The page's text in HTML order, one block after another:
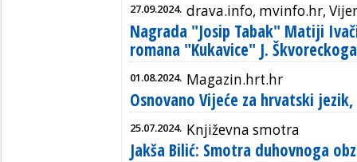
27.09.2024. drava.info, mvinfo.hr,
Nagrada "Josip Tabak" Matiji
romana "Kukavice" J.
01.08.2024. Magazin.hrt.hr
Osnovano Vijeće za hrvatski
25.07.2024. Književna smotra
Jakša Bilić: Smotra duhovnoga